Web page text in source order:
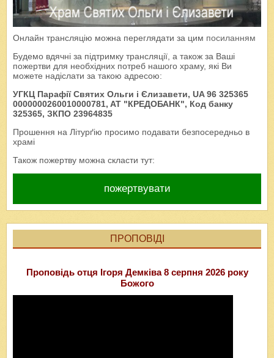
Онлайн трансляцію можна переглядати за цим посиланням
Будемо вдячні за підтримку трансляції, а також за Ваші
пожертви для необхідних потреб нашого храму, які Ви
можете надіслати за такою адресою:
УГКЦ Парафії Святих Ольги і Єлизавети, UA 96 325365
0000000260010000781, AT "КРЕДОБАНК", Код банку
325365, ЗКПО 23964835
Прошення на Літурґію просимо подавати безпосередньо в
храмі
Також пожертву можна скласти тут:
пожертвувати
ПРОПОВІДІ
Проповідь отця Ігоря Демківа 8 серпня 2026 року
Божого